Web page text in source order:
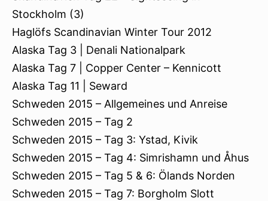
Stockholm (3)
Haglöfs Scandinavian Winter Tour 2012
Alaska Tag 3 | Denali Nationalpark
Alaska Tag 7 | Copper Center – Kennicott
Alaska Tag 11 | Seward
Schweden 2015 – Allgemeines und Anreise
Schweden 2015 – Tag 2
Schweden 2015 – Tag 3: Ystad, Kivik
Schweden 2015 – Tag 4: Simrishamn und Åhus
Schweden 2015 – Tag 5 & 6: Ölands Norden
Schweden 2015 – Tag 7: Borgholm Slott